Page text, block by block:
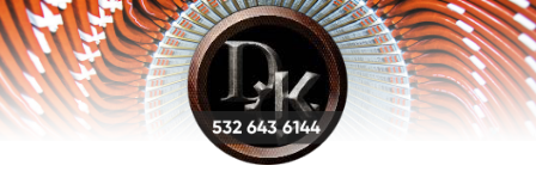
Skip
to
content